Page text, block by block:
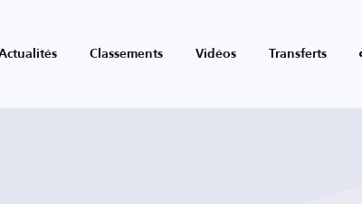
Classements Vidéos Transferts